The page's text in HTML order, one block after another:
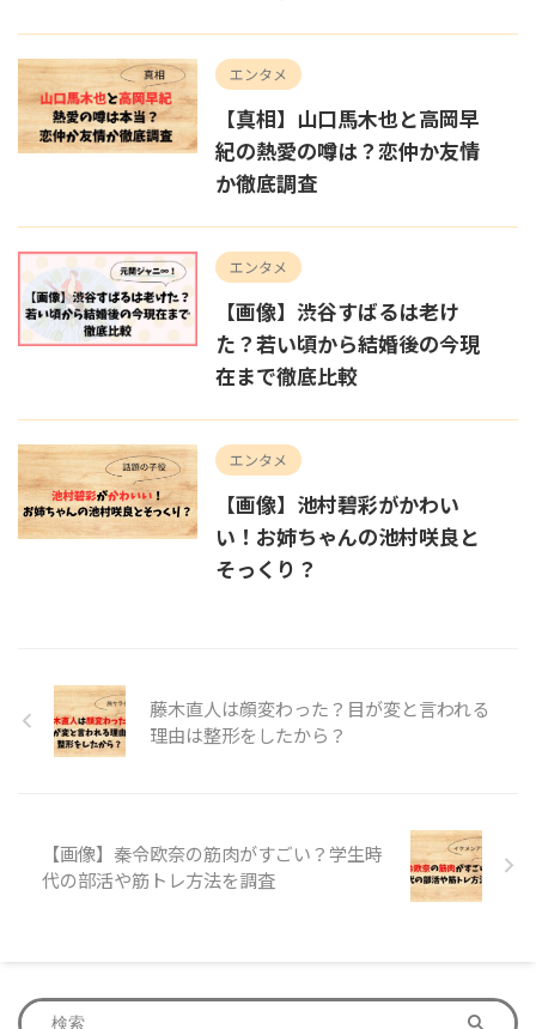
エンタメ
【真相】山口馬木也と高岡早
紀の熱愛の噂は？恋仲か友情
か徹底調査
エンタメ
【画像】渋谷すばるは老け
た？若い頃から結婚後の今現
在まで徹底比較
エンタメ
【画像】池村碧彩がかわい
い！お姉ちゃんの池村咲良と
そっくり？
藤木直人は顔変わった？目が変と言われる
理由は整形をしたから？
【画像】秦令欧奈の筋肉がすごい？学生時
代の部活や筋トレ方法を調査